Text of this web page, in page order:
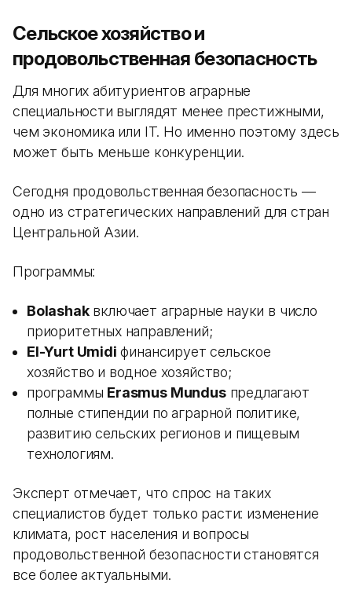
Сельское хозяйство и
продовольственная безопасность
Для многих абитуриентов аграрные
специальности выглядят менее престижными,
чем экономика или IT. Но именно поэтому здесь
может быть меньше конкуренции.
Сегодня продовольственная безопасность —
одно из стратегических направлений для стран
Центральной Азии.
Программы:
Bolashakвключает аграрные науки в число
приоритетных направлений;
El-Yurt Umidi финансирует сельское
хозяйство и водное хозяйство;
программы Erasmus Mundusпредлагают
полные стипендии по аграрной политике,
развитию сельских регионов и пищевым
технологиям.
Эксперт отмечает, что спрос на таких
специалистов будет только расти: изменение
климата, рост населения и вопросы
продовольственной безопасности становятся
все более актуальными.